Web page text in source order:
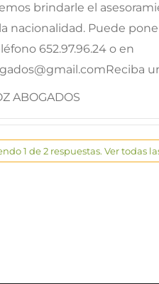
brindarle el
nacionalidad. Puede
652.97.96.24 o en
ABOGADOS
1 de 2 respuestas. Ver todas